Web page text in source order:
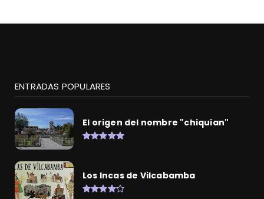
ENTRADAS POPULARES
El origen del nombre "chiquian"
Los Incas de Vilcabamba